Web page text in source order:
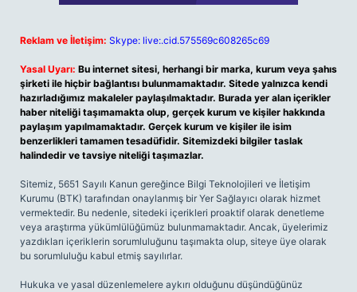
Reklam ve İletişim: Skype: live:.cid.575569c608265c69
Yasal Uyarı: Bu internet sitesi, herhangi bir marka, kurum veya şahıs
şirketi ile hiçbir bağlantısı bulunmamaktadır. Sitede yalnızca kendi
hazırladığımız makaleler paylaşılmaktadır. Burada yer alan içerikler
haber niteliği taşımamakta olup, gerçek kurum ve kişiler hakkında
paylaşım yapılmamaktadır. Gerçek kurum ve kişiler ile isim
benzerlikleri tamamen tesadüfidir. Sitemizdeki bilgiler taslak
halindedir ve tavsiye niteliği taşımazlar.
Sitemiz, 5651 Sayılı Kanun gereğince Bilgi Teknolojileri ve İletişim
Kurumu (BTK) tarafından onaylanmış bir Yer Sağlayıcı olarak hizmet
vermektedir. Bu nedenle, sitedeki içerikleri proaktif olarak denetleme
veya araştırma yükümlülüğümüz bulunmamaktadır. Ancak, üyelerimiz
yazdıkları içeriklerin sorumluluğunu taşımakta olup, siteye üye olarak
bu sorumluluğu kabul etmiş sayılırlar.
Hukuka ve yasal düzenlemelere aykırı olduğunu düşündüğünüz